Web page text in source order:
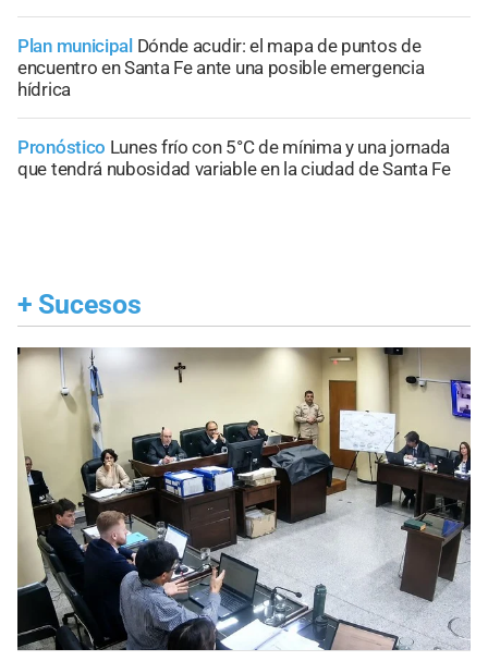
Plan municipal Dónde acudir: el mapa de puntos de
encuentro en Santa Fe ante una posible emergencia
hídrica
Pronóstico Lunes frío con 5°C de mínima y una jornada
que tendrá nubosidad variable en la ciudad de Santa Fe
+ Sucesos